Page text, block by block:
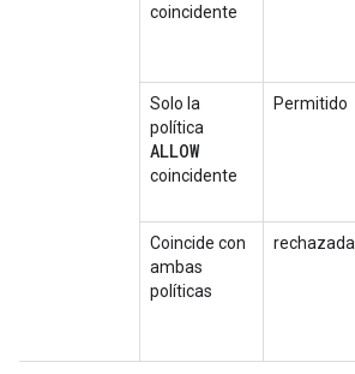
coincidente
Solo la
política
ALLOW
coincidente
Permitido
Coincide con
ambas
políticas
rechazada